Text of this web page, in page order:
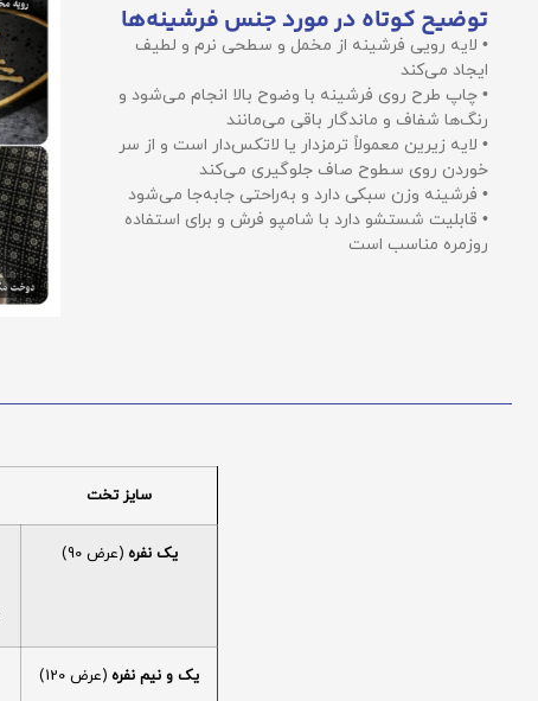
توضیح کوتاه در مورد جنس فرشینه‌ها
• لایه رویی فرشینه از مخمل و سطحی نرم و لطیف
ایجاد می‌کند
• چاپ طرح روی فرشینه با وضوح بالا انجام می‌شود و
رنگ‌ها شفاف و ماندگار باقی می‌مانند
• لایه زیرین معمولاً ترمزدار یا لاتکس‌دار است و از سر
خوردن روی سطوح صاف جلوگیری می‌کند
• فرشینه وزن سبکی دارد و به‌راحتی جابه‌جا می‌شود
• قابلیت شستشو دارد با شامپو فرش و برای استفاده
روزمره مناسب است
سایز تخت
یک نفره (عرض 90)
یک و نیم نفره (عرض 120)